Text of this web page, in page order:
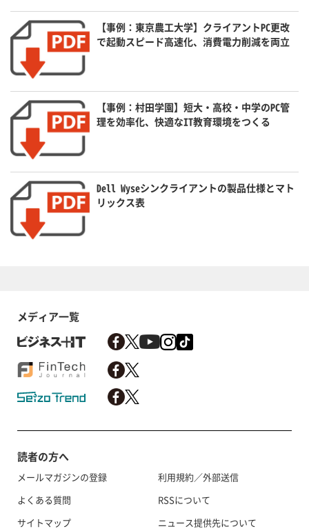
【事例：東京農工大学】クライアントPC更改
で起動スピード高速化、消費電力削減を両立
【事例：村田学園】短大・高校・中学のPC管
理を効率化、快適なIT教育環境をつくる
Dell Wyseシンクライアントの製品仕様とマト
リックス表
メディア一覧
読者の方へ
メールマガジンの登録
よくある質問
サイトマップ
利用規約／外部送信
RSSについて
ニュース提供先について